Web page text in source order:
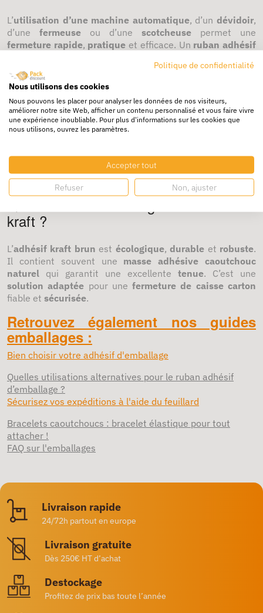
L’utilisation d’une machine automatique, d’undévidoir,
d’une fermeuse ou d’une scotcheuse permet une
fermeture rapide, pratique et efficace. Un ruban adhésif
déroulement.
Où acheter des adhésifs pour cartons ?
Il est possible d’acheterunegamme complèted’adhésifs
chez unfabricantspécialisé et en ligne sur Packdiscount.
longueur, à desprixcompétitifs, et livrés rapidement
selon le
disponible. N’hésitez pas à comparer
chaqueoffreselon vos besoins.
kraft ?
L’adhésif kraft brun est écologique,durable et robuste.
Il contient souvent une masse adhésive caoutchouc
naturel qui garantit une excellente tenue. C’est une
solution adaptée pour unefermeture de caisse carton
fiable et sécurisée.
Retrouvez également nos guides
emballages :
Bien choisir votre adhésif d'emballage
Quelles utilisations alternatives pour le ruban adhésif
d’emballage ?
Sécurisez vos expéditions à l'aide du feuillard
Bracelets caoutchoucs : bracelet élastique pour tout
attacher !
FAQ sur l'emballages
Livraison rapide
24/72h partout en europe
Livraison gratuite
Dès 250€ HT d’achat
Destockage
Profitez de prix bas toute l’année
Politique de confidentialité
Nous utilisons des cookies
Nous pouvons les placer pour analyser les données de nos visiteurs,
améliorer notre site Web, afficher un contenu personnalisé et vous faire vivre
une expérience inoubliable. Pour plus d'informations sur les cookies que
nous utilisons, ouvrez les paramètres.
Accepter tout
Refuser Non, ajuster